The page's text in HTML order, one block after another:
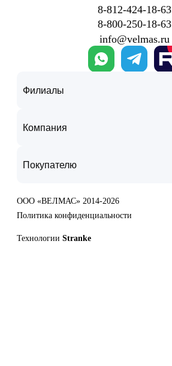
8‑812‑424‑18‑63
8‑800‑250‑18‑63
info@velmas.ru
Филиалы
Компания
Покупателю
ООО «ВЕЛМАС» 2014-2026
Политика конфиденциальности
Технологии Stranke